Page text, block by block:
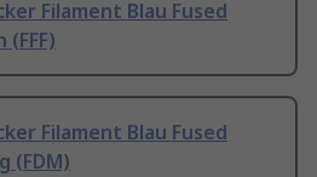
Filament Blau Fused
Filament Blau Fused
(FDM)